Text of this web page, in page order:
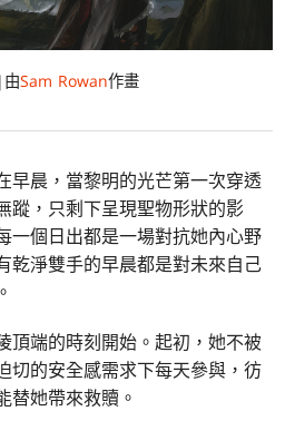
Sam Rowan作畫
早晨，當黎明的光芒第一次穿透
蹤，只剩下呈現聖物形狀的影
一個日出都是一場對抗她內心野
乾淨雙手的早晨都是對未來自己
頂端的時刻開始。起初，她不被
切的安全感需求下每天參與，彷
替她帶來救贖。